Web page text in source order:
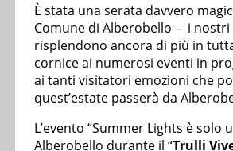
È stata una serata davvero
Comune di Alberobello – i
risplendono ancora di più in
cornice ai numerosi eventi in
ai tanti visitatori emozioni che
quest’estate passerà da
L’evento “Summer Lights è
Alberobello durante il “Trulli